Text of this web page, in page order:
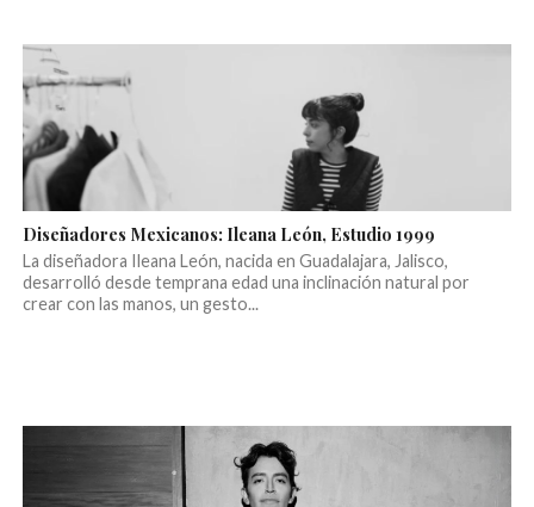
Diseñadores Mexicanos: Ileana León, Estudio 1999
La diseñadora Ileana León, nacida en Guadalajara, Jalisco,
desarrolló desde temprana edad una inclinación natural por
crear con las manos, un gesto...